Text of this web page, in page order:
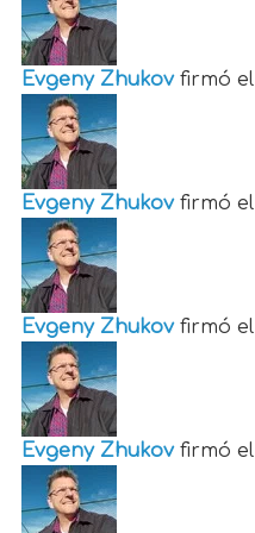
Evgeny Zhukov firmó el
Evgeny Zhukov firmó el
Evgeny Zhukov firmó el
Evgeny Zhukov firmó el